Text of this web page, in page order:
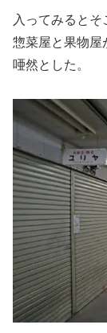
入ってみるとそ
惣菜屋と果物屋
唖然とした。